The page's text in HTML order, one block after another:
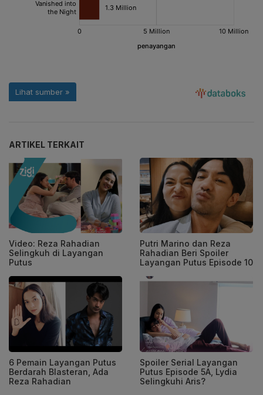
ARTIKEL TERKAIT
Video: Reza Rahadian
Selingkuh di Layangan
Putus
Putri Marino dan Reza
Rahadian Beri Spoiler
Layangan Putus Episode 10
6 Pemain Layangan Putus
Berdarah Blasteran, Ada
Reza Rahadian
Spoiler Serial Layangan
Putus Episode 5A, Lydia
Selingkuhi Aris?